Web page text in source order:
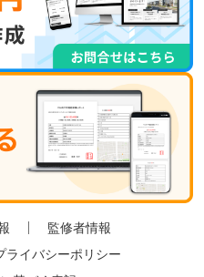
監修者情報
ライバシーポリシー